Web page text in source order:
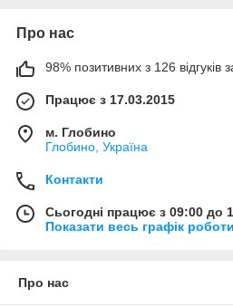
Про нас
98% позитивних з 126 відгуків
Працює з 17.03.2015
м. Глобино
Глобино, Україна
Контакти
Сьогодні працює з 09:00 до
Показати весь графік роботи
Про нас